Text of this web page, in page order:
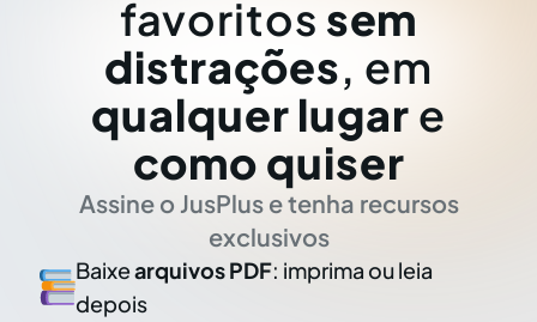
favoritos sem
distrações, em
qualquer lugar e
como quiser
Assine o JusPlus e tenha recursos
exclusivos
Baixearquivos PDF: imprima ou leia
depois